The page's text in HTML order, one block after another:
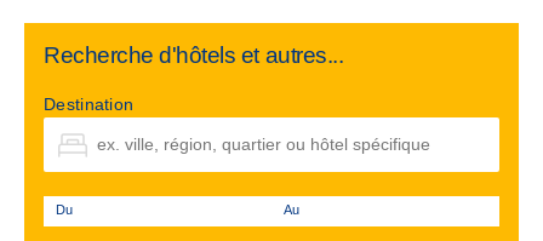
Recherche d'hôtels et autres...
Destination
Du Au